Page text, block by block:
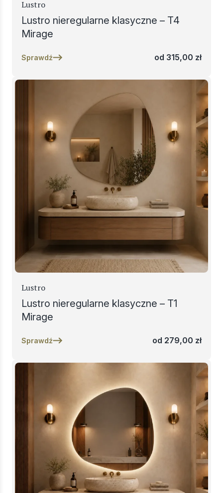
Lustro
Lustro nieregularne klasyczne – T4
Mirage
Sprawdź od 315,00 zł
Lustro
Lustro nieregularne klasyczne – T1
Mirage
Sprawdź od 279,00 zł